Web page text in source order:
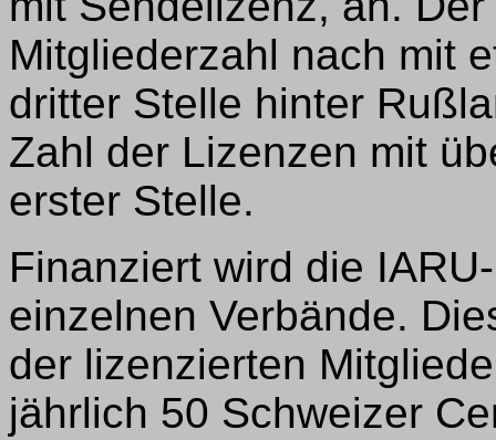
Mitgliederzahl nach mit
dritter Stelle hinter
Zahl der Lizenzen mit
erster Stelle.
Finanziert wird die
einzelnen Verbände.
der lizenzierten
jährlich 50 Schweizer